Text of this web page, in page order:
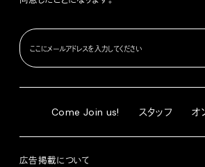
Come Join us! スタッフ オ
広告掲載について